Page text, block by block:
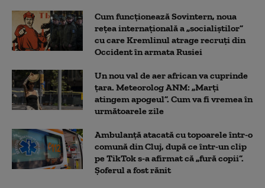
Cum funcționează Sovintern, noua
rețea internațională a „socialiștilor”
cu care Kremlinul atrage recruți din
Occident în armata Rusiei
Un nou val de aer african va cuprinde
țara. Meteorolog ANM: „Marți
atingem apogeul”. Cum va fi vremea în
următoarele zile
Ambulanţă atacată cu topoarele într-o
comună din Cluj, după ce într-un clip
pe TikTok s-a afirmat că „fură copii”.
Șoferul a fost rănit